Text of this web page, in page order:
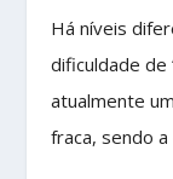
Há níveis
dificuldade de
atualmente
fraca, sendo